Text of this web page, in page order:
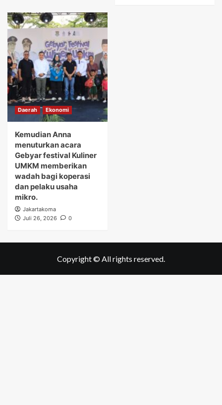
Daerah Ekonomi
Kemudian Anna
menuturkan acara
Gebyar festival Kuliner
UMKM memberikan
wadah bagi koperasi
dan pelaku usaha
mikro.
Jakartakoma
Juli 26, 2026
0
Copyright © All rights reserved.